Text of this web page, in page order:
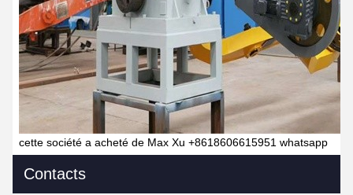
cette société a acheté de Max Xu +8618606615951 whatsapp
Contacts